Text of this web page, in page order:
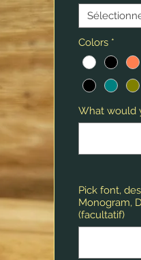
Colors *
What would
Pick font,
Monogram,
(facultatif)